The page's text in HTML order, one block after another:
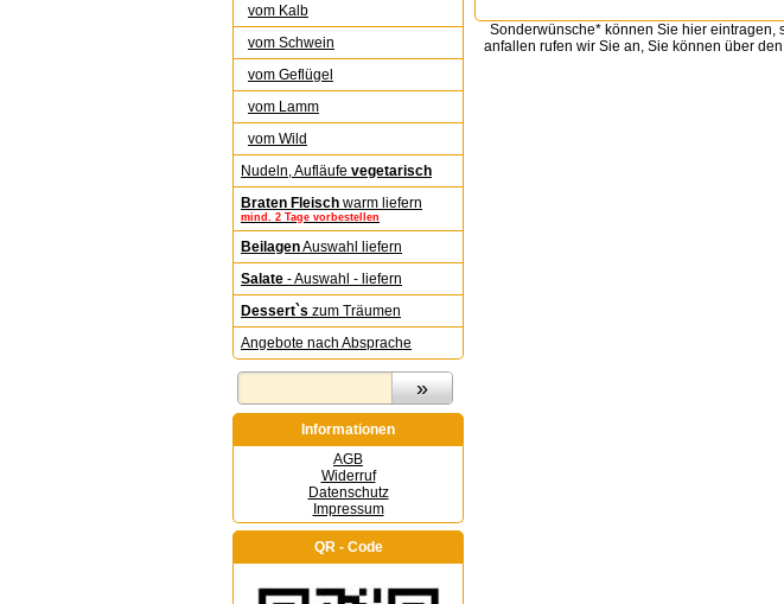
vom Kalb
vom Schwein
vom Geflügel
vom Lamm
vom Wild
Nudeln, Aufläufe vegetarisch
Braten Fleisch warm liefern
mind. 2 Tage vorbestellen
BeilagenAuswahl liefern
Salate - Auswahl - liefern
Dessert`s zum Träumen
Angebote nach Absprache
Informationen
AGB
Widerruf
Datenschutz
Impressum
QR - Code
Sonderwünsche* können Sie hier eintragen,
anfallen rufen wir Sie an, Sie können über